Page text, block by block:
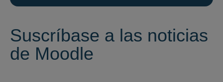
Suscríbase a las noticias
de Moodle